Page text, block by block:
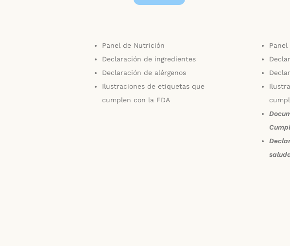
Panel de Nutrición
Declaración de ingredientes
Declaración de alérgenos
Ilustraciones de etiquetas que
cumplen con la FDA